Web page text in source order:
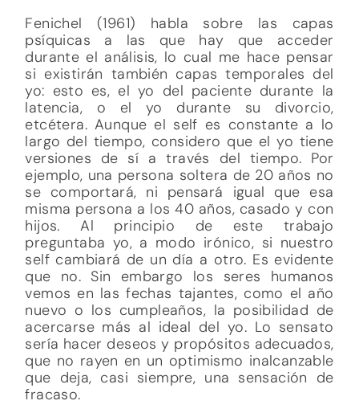
Fenichel (1961) habla sobre las capas
psíquicas a las que hay que acceder
durante el análisis, lo cual me hace pensar
si existirán también capas temporales del
yo: esto es, el yo del paciente durante la
latencia, o el yo durante su divorcio,
etcétera. Aunque el self es constante a lo
largo del tiempo, considero que el yo tiene
versiones de sí a través del tiempo. Por
ejemplo, una persona soltera de 20 años no
se comportará, ni pensará igual que esa
misma persona a los 40 años, casado y con
hijos. Al principio de este trabajo
preguntaba yo, a modo irónico, si nuestro
self cambiará de un día a otro. Es evidente
que no. Sin embargo los seres humanos
vemos en las fechas tajantes, como el año
nuevo o los cumpleaños, la posibilidad de
acercarse más al ideal del yo. Lo sensato
sería hacer deseos y propósitos adecuados,
que no rayen en un optimismo inalcanzable
que deja, casi siempre, una sensación de
fracaso.